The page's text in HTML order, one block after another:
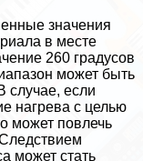
значения
в месте
260 градусов
может быть
случае, если
нагрева с целью
может повлечь
может стать